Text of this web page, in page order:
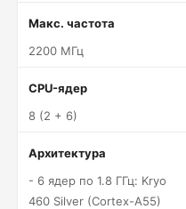
Макс. частота
2200 МГц
CPU-ядер
8 (2 + 6)
Архитектура
- 6 ядер по 1.8 ГГц: Kryo
460 Silver (Cortex-A55)